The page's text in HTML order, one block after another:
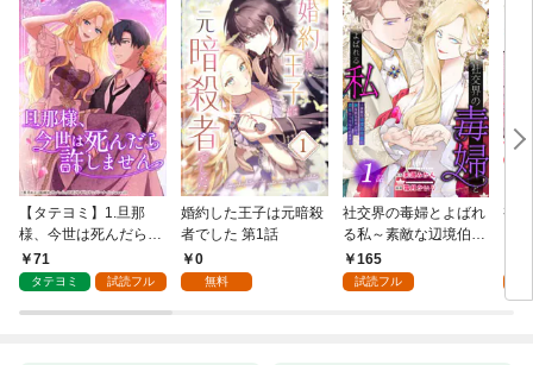
【タテヨミ】1.旦那
様、今世は死んだら許
しません
71
タテヨミ 試読フル
婚約した王子は元暗殺
者でした 第1話
0
無料
社交界の毒婦とよばれ
る私～素敵な辺境伯令
息に腕を折られたの
で、責任とってもらい
165
試読フル
視